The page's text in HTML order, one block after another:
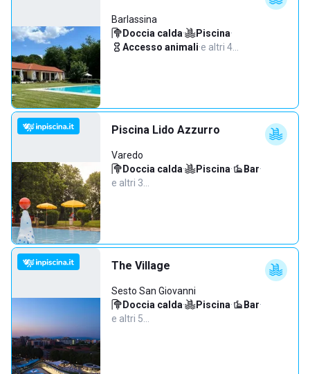
Barlassina
Doccia calda· Piscina·
Accesso animali·e altri 4…
Piscina Lido Azzurro
Varedo
Doccia calda· Piscina· Bar·
e altri 3…
The Village
Sesto San Giovanni
Doccia calda· Piscina· Bar·
e altri 5…